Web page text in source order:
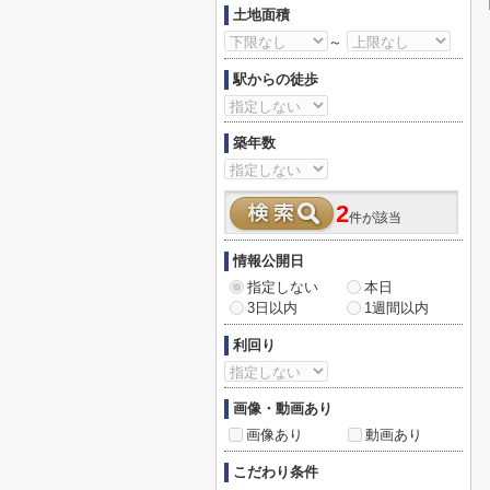
土地面積
～
駅からの徒歩
築年数
2件が該当
情報公開日
指定しない
本日
3日以内
1週間以内
利回り
画像・動画あり
画像あり
動画あり
こだわり条件